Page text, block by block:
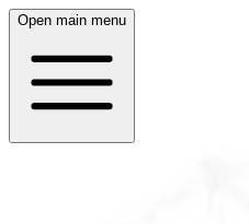
Open main menu